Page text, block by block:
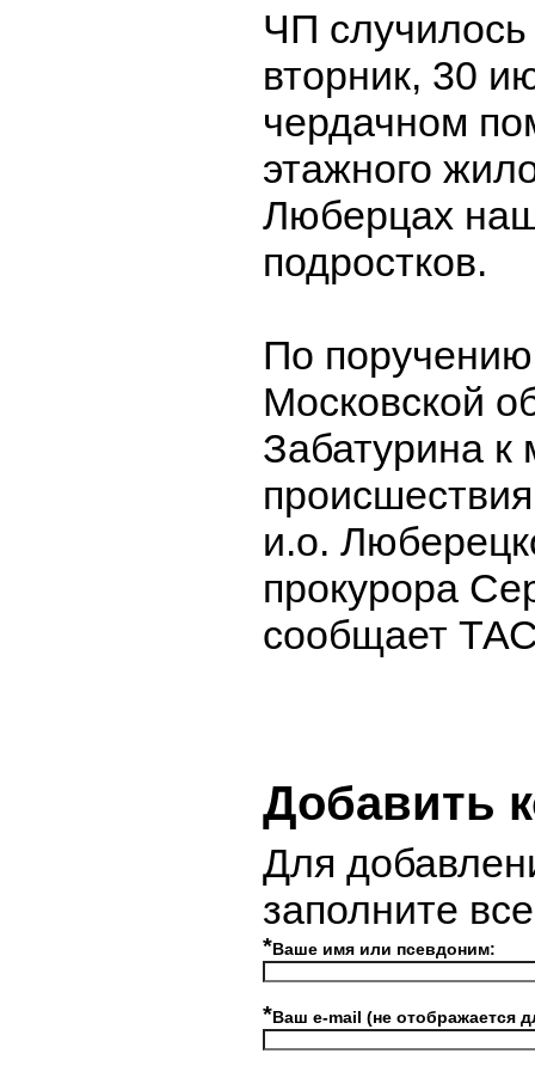
ЧП
вторник, 30
чердачном
этажного
Люберцах
подростков.
По
Московской
Забатурина к
и.о.
прокурора
сообщает
Добавить
Для
заполните
*Ваше имя или псевдоним:
*Ваш e-mail (не отображается